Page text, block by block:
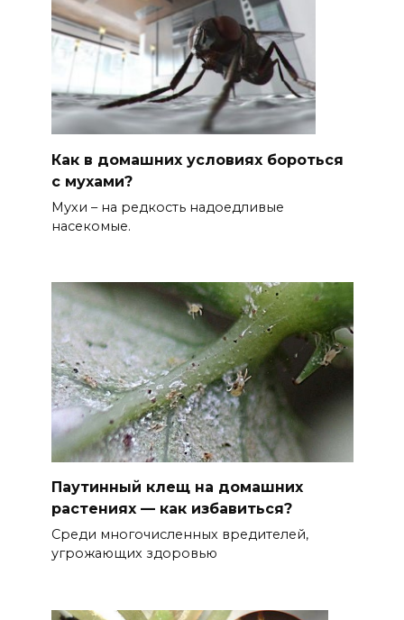
Как в домашних условиях бороться
с мухами?
Мухи – на редкость надоедливые
насекомые.
Паутинный клещ на домашних
растениях — как избавиться?
Среди многочисленных вредителей,
угрожающих здоровью